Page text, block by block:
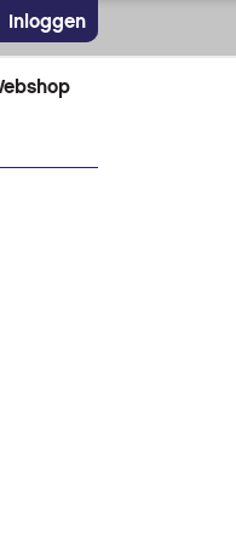
Inloggen